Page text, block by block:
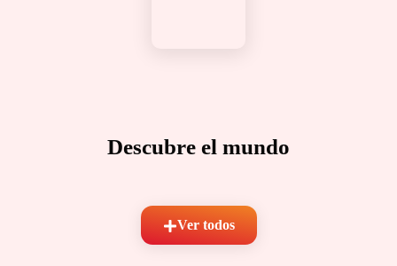
Descubre el mundo
Ver todos